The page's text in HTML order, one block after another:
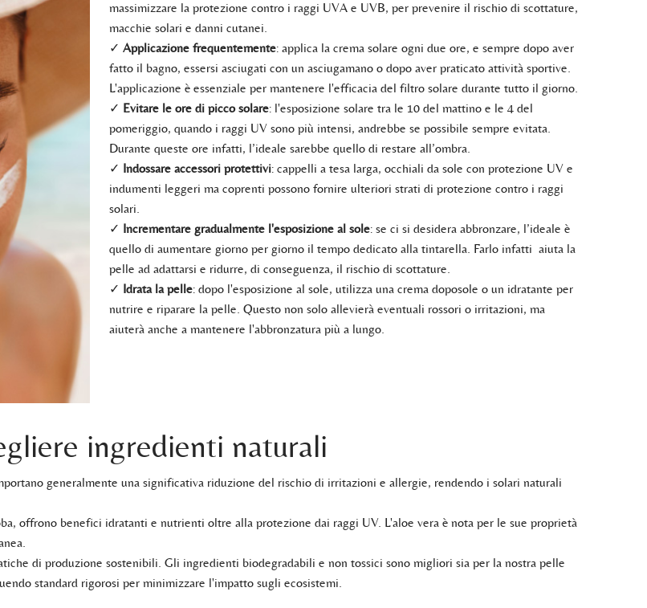
massimizzare la protezione contro i raggi UVA e UVB, per prevenire il rischio di scottature,
macchie solari e danni cutanei.
✓ Applicazione frequentemente: applica la crema solare ogni due ore, e sempre dopo aver
fatto il bagno, essersi asciugati con un asciugamano o dopo aver praticato attività sportive.
L'applicazione è essenziale per mantenere l'efficacia del filtro solare durante tutto il giorno.
✓ Evitare le ore di picco solare: l'esposizione solare tra le 10 del mattino e le 4 del
pomeriggio, quando i raggi UV sono più intensi, andrebbe se possibile sempre evitata.
Durante queste ore infatti, l’ideale sarebbe quello di restare all’ombra.
✓ Indossare accessori protettivi: cappelli a tesa larga, occhiali da sole con protezione UV e
indumenti leggeri ma coprenti possono fornire ulteriori strati di protezione contro i raggi
solari.
✓ Incrementare gradualmente l'esposizione al sole: se ci si desidera abbronzare, l’ideale è
quello di aumentare giorno per giorno il tempo dedicato alla tintarella. Farlo infatti aiuta la
pelle ad adattarsi e ridurre, di conseguenza, il rischio di scottature.
✓ Idrata la pelle: dopo l'esposizione al sole, utilizza una crema doposole o un idratante per
nutrire e riparare la pelle. Questo non solo allevierà eventuali rossori o irritazioni, ma
aiuterà anche a mantenere l'abbronzatura più a lungo.
ingredienti naturali
generalmente una significativa riduzione del rischio di irritazioni e allergie, rendendo i solari naturali
offrono benefici idratanti e nutrienti oltre alla protezione dai raggi UV. L'aloe vera è nota per le sue proprietà
di produzione sostenibili. Gli ingredienti biodegradabili e non tossici sono migliori sia per la nostra pelle
standard rigorosi per minimizzare l'impatto sugli ecosistemi.